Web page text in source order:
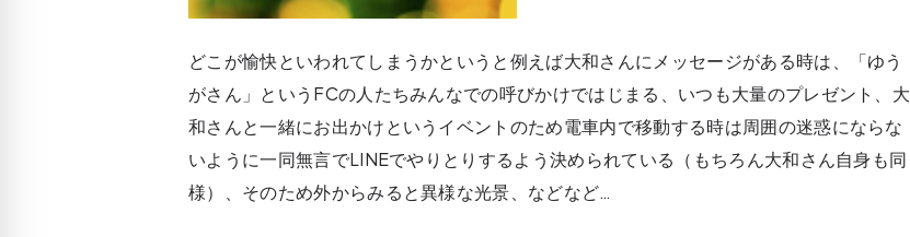
どこが愉快といわれてしまうかというと例えば大和さんにメッセージがある時は、「ゆう
がさん」というFCの人たちみんなでの呼びかけではじまる、いつも大量のプレゼント、大
和さんと一緒にお出かけというイベントのため電車内で移動する時は周囲の迷惑にならな
いように一同無言でLINEでやりとりするよう決められている（もちろん大和さん自身も同
様）、そのため外からみると異様な光景、などなど…